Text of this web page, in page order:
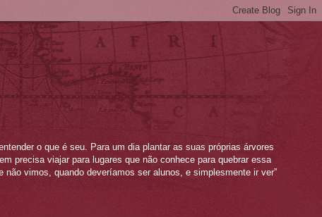
o que é seu. Para um dia plantar as suas próprias árvores
precisa viajar para lugares que não conhece para quebrar essa
vimos, quando deveríamos ser alunos, e simplesmente ir ver”